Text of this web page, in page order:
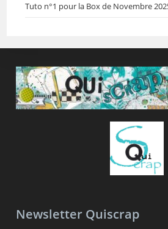
Tuto n°1 pour la Box de Novembre
Newsletter Quiscrap